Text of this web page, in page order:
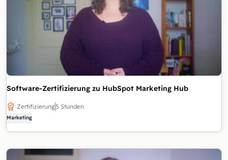
Software-Zertifizierung zu HubSpot Marketing Hub
Zertifizierung5 Stunden
Marketing